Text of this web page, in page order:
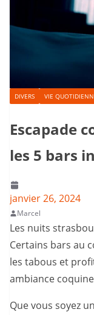
DIVERS VIE
Escapade
les 5 bars
janvier 26, 2024
Marcel
Les nuits
Certains bars au
les tabous et
ambiance
Que vous soyez